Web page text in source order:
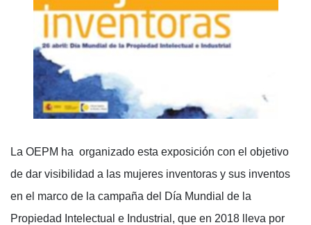
La OEPM ha organizado esta exposición con el objetivo
de dar visibilidad a las mujeres inventoras y sus inventos
en el marco de la campaña del Día Mundial de la
Propiedad Intelectual e Industrial, que en 2018 lleva por